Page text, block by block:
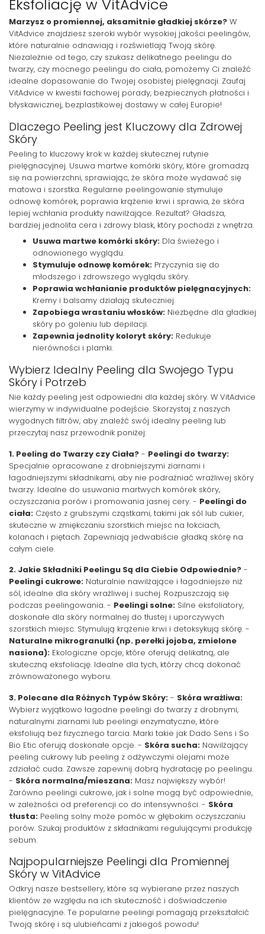
Eksfoliację w VitAdvice
Marzysz o promiennej, aksamitnie gładkiej skórze? W
VitAdvice znajdziesz szeroki wybór wysokiej jakości peelingów,
które naturalnie odnawiają i rozświetlają Twoją skórę.
Niezależnie od tego, czy szukasz delikatnego peelingu do
twarzy, czy mocnego peelingu do ciała, pomożemy Ci znaleźć
idealne dopasowanie do Twojej osobistej pielęgnacji. Zaufaj
VitAdvice w kwestii fachowej porady, bezpiecznych płatności i
błyskawicznej, bezplastikowej dostawy w całej Europie!
Dlaczego Peeling jest Kluczowy dla Zdrowej
Skóry
Peeling to kluczowy krok w każdej skutecznej rutynie
pielęgnacyjnej. Usuwa martwe komórki skóry, które gromadzą
się na powierzchni, sprawiając, że skóra może wydawać się
matowa i szorstka. Regularne peelingowanie stymuluje
odnowę komórek, poprawia krążenie krwi i sprawia, że skóra
lepiej wchłania produkty nawilżające. Rezultat? Gładsza,
bardziej jednolita cera i zdrowy blask, który pochodzi z wnętrza.
Usuwa martwe komórki skóry: Dla świeżego i
odnowionego wyglądu.
Stymuluje odnowę komórek: Przyczynia się do
młodszego i zdrowszego wyglądu skóry.
Poprawia wchłanianie produktów pielęgnacyjnych:
Kremy i balsamy działają skuteczniej.
Zapobiega wrastaniu włosków: Niezbędne dla gładkiej
skóry po goleniu lub depilacji.
Zapewnia jednolity koloryt skóry: Redukuje
nierówności i plamki.
Wybierz Idealny Peeling dla Swojego Typu
Skóry i Potrzeb
Nie każdy peeling jest odpowiedni dla każdej skóry. W VitAdvice
wierzymy w indywidualne podejście. Skorzystaj z naszych
wygodnych filtrów, aby znaleźć swój idealny peeling lub
przeczytaj nasz przewodnik poniżej:
1. Peeling do Twarzy czy Ciała? - Peelingi do twarzy:
Specjalnie opracowane z drobniejszymi ziarnami i
łagodniejszymi składnikami, aby nie podrażniać wrażliwej skóry
twarzy. Idealne do usuwania martwych komórek skóry,
oczyszczania porów i promowania jasnej cery. - Peelingi do
ciała: Często z grubszymi cząstkami, takimi jak sól lub cukier,
skuteczne w zmiękczaniu szorstkich miejsc na łokciach,
kolanach i piętach. Zapewniają jedwabiście gładką skórę na
całym ciele.
2. Jakie Składniki Peelingu Są dla Ciebie Odpowiednie? -
Peelingi cukrowe: Naturalnie nawilżające i łagodniejsze niż
sól, idealne dla skóry wrażliwej i suchej. Rozpuszczają się
podczas peelingowania. - Peelingi solne: Silne eksfoliatory,
doskonałe dla skóry normalnej do tłustej i uporczywych
szorstkich miejsc. Stymulują krążenie krwi i detoksykują skórę. -
Naturalne mikrogranulki (np. perełki jojoba, zmielone
nasiona): Ekologiczne opcje, które oferują delikatną, ale
skuteczną eksfoliację. Idealne dla tych, którzy chcą dokonać
zrównoważonego wyboru.
3. Polecane dla Różnych Typów Skóry: - Skóra wrażliwa:
Wybierz wyjątkowo łagodne peelingi do twarzy z drobnymi,
naturalnymi ziarnami lub peelingi enzymatyczne, które
eksfoliują bez fizycznego tarcia. Marki takie jak Dado Sens i So
Bio Etic oferują doskonałe opcje. - Skóra sucha: Nawilżający
peeling cukrowy lub peeling z odżywczymi olejami może
zdziałać cuda. Zawsze zapewnij dobrą hydratację po peelingu.
- Skóra normalna/mieszana: Masz największy wybór!
Zarówno peelingi cukrowe, jak i solne mogą być odpowiednie,
w zależności od preferencji co do intensywności. - Skóra
tłusta: Peeling solny może pomóc w głębokim oczyszczaniu
porów. Szukaj produktów z składnikami regulującymi produkcję
sebum.
Najpopularniejsze Peelingi dla Promiennej
Skóry w VitAdvice
Odkryj nasze bestsellery, które są wybierane przez naszych
klientów ze względu na ich skuteczność i doświadczenie
pielęgnacyjne. Te popularne peelingi pomagają przekształcić
Twoją skórę i są ulubieńcami z jakiegoś powodu!